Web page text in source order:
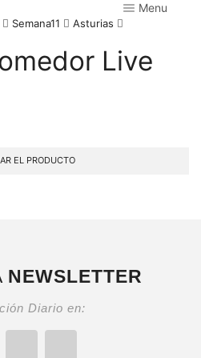
Menu
Semana11 Asturias
Live
EL PRODUCTO
NEWSLETTER
Diario en: